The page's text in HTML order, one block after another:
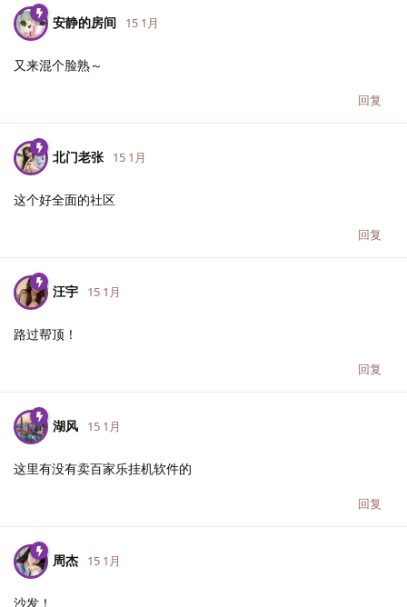
安静的房间 15 1月
又来混个脸熟～
回复
北门老张 15 1月
这个好全面的社区
回复
汪宇 15 1月
路过帮顶！
回复
湖风 15 1月
这里有没有卖百家乐挂机软件的
回复
周杰 15 1月
沙发！